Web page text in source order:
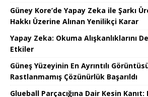
Güney Kore’de Yapay Zeka ile Şarkı
Hakkı Üzerine Alınan Yenilikçi Karar
Yapay Zeka: Okuma Alışkanlıklarını
Etkiler
Güneş Yüzeyinin En Ayrıntılı
Rastlanmamış Çözünürlük Başarıldı
Glueball Parçacığına Dair Kesin